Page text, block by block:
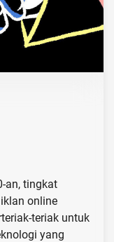
an, tingkat
online
teriak untuk
yang